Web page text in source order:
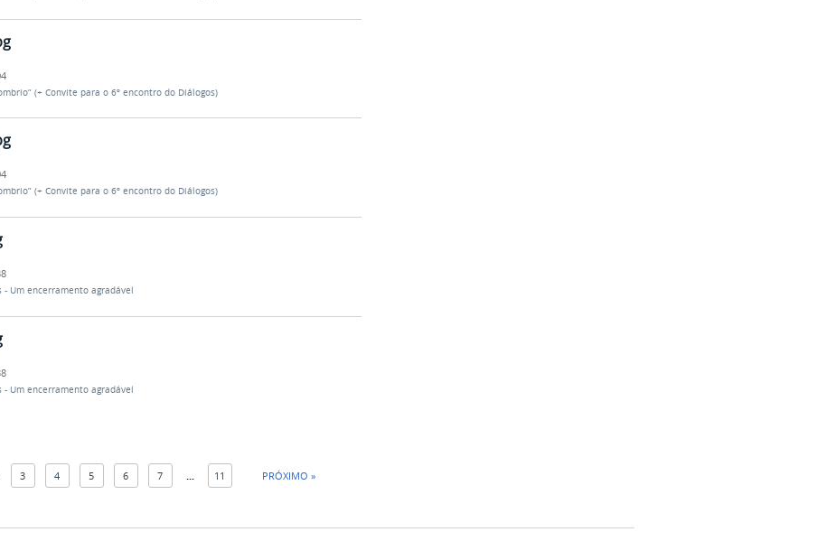
(+ Convite para o 6º encontro do Diálogos)
(+ Convite para o 6º encontro do Diálogos)
- Um encerramento agradável
- Um encerramento agradável
3 4 5 6 7 11 PRÓXIMO »